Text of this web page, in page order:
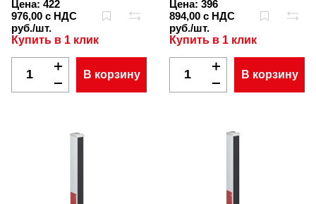
Цена: 422
976,00 с НДС
руб./шт.
Купить в 1 клик
В корзину
Цена: 396
894,00 с НДС
руб./шт.
Купить в 1 клик
В корзину